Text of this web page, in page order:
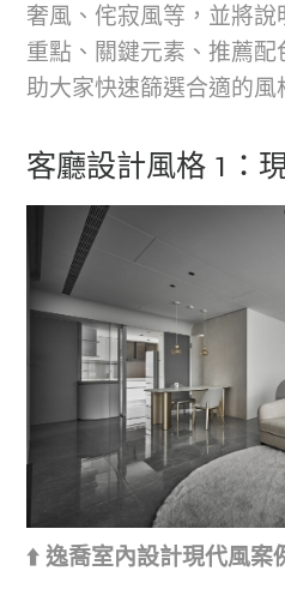
奢風、侘寂風等，並將
重點、關鍵元素、推薦
助大家快速篩選合適的風
客廳設計風格 1：
⬆️ 逸喬室內設計現代風案